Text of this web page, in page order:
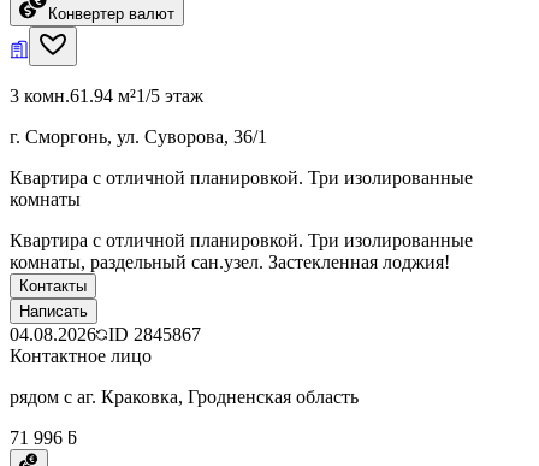
Конвертер валют
3 комн.61.94 м²1/5 этаж
г. Сморгонь, ул. Суворова, 36/1
Квартира с отличной планировкой. Три изолированные
комнаты
Квартира с отличной планировкой. Три изолированные
комнаты, раздельный сан.узел. Застекленная лоджия!
Контакты
Написать
04.08.2026 ID 2845867
Контактное лицо
рядом с аг. Краковка, Гродненская область
71 996 ƃ